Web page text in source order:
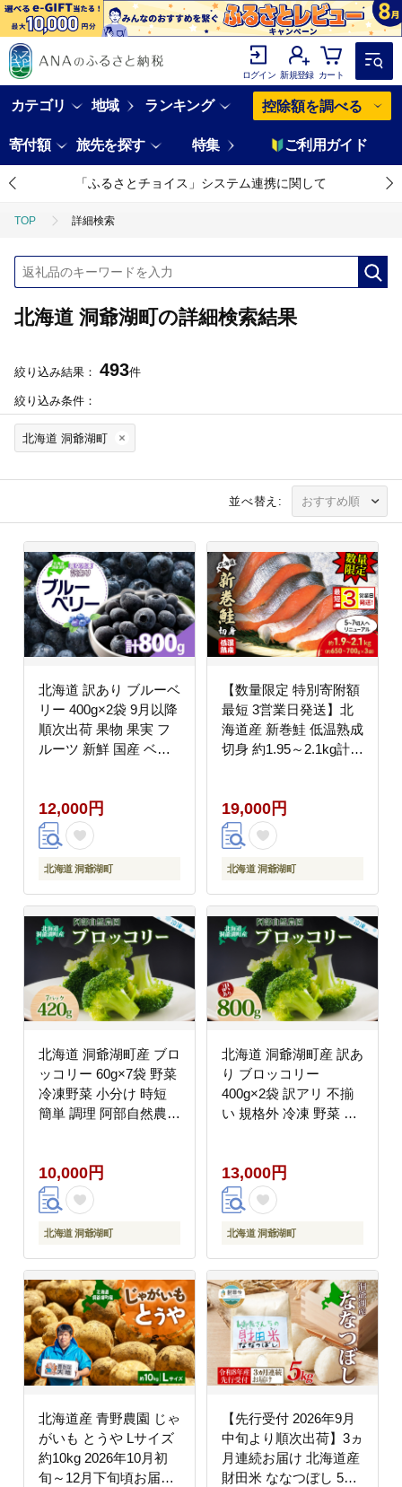
ログイン 新規登録 カート
カテゴリ 地域 ランキング 控除額を調べる
寄付額 旅先を探す 特集 ご利用ガイド
「ふるさとチョイス」システム連携に関して
TOP 詳細検索
北海道 洞爺湖町の詳細検索結果
絞り込み結果： 493件
絞り込み条件：
北海道 洞爺湖町
並べ替え:
北海道 訳あり ブルーベ
リー 400g×2袋 9月以降
順次出荷 果物 果実 フ
ルーツ 新鮮 国産 ベリ
期 保存 送料無料 とう
やMarche マルシェ
12,000円
北海道 洞爺湖町
【数量限定 特別寄附額
最短 3営業日発送】北
海道産 新巻鮭 低温熟成
切身 約1.95～2.1kg計3
秋鮭 小分け 鮭 さけ し
ゃけ シャケ 中塩 海鮮
冷凍 お弁当 真空パック
おかず 魚貝類 サーモン
19,000円
北海道 洞爺湖町
北海道 洞爺湖町産 ブロ
ッコリー 60g×7袋 野菜
冷凍野菜 小分け 時短
簡単 調理 阿部自然農園
洞爺湖町
10,000円
北海道 洞爺湖町
北海道 洞爺湖町産 訳あ
り ブロッコリー
400g×2袋 訳アリ 不揃
い 規格外 冷凍 野菜 カ
阿部自然農園 送料無料
洞爺湖町
13,000円
北海道 洞爺湖町
北海道産 青野農園 じゃ
がいも とうや Lサイズ
約10kg 2026年10月初
旬～12月下旬頃お届け
【先行受付 2026年9月
中旬より順次出荷】3ヵ
月連続お届け 北海道産
財田米 ななつぼし 5kg